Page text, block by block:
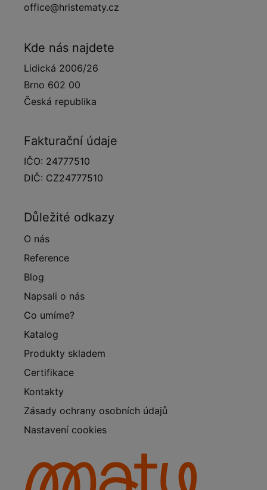
office@hristematy.cz
Kde nás najdete
Lidická 2006/26
Brno 602 00
Česká republika
Fakturační údaje
IČO: 24777510
DIČ: CZ24777510
Důležité odkazy
O nás
Reference
Blog
Napsali o nás
Co umíme?
Katalog
Produkty skladem
Certifikace
Kontakty
Zásady ochrany osobních údajů
Nastavení cookies